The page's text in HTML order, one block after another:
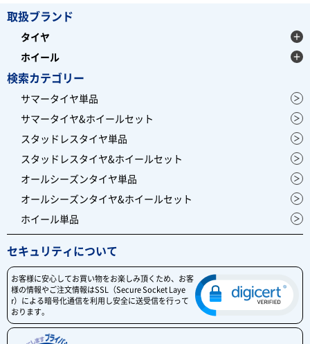
取扱ブランド
タイヤ
ホイール
検索カテゴリー
サマータイヤ単品
サマータイヤ&ホイールセット
スタッドレスタイヤ単品
スタッドレスタイヤ&ホイールセット
オールシーズンタイヤ単品
オールシーズンタイヤ&ホイールセット
ホイール単品
セキュリティについて
お客様に安心してお買い物をお楽しみ頂くため、お客
様の情報やご注文情報はSSL（Secure Socket Laye
r）による暗号化通信を利用し安全に送受信を行って
おります。